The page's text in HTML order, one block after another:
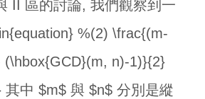
II 區的討論, 我們觀察到一
%(2) \frac{(m-
(\hbox{GCD}(m, n)-1)}{2}
其中 $m$ 與 $n$ 分別是縱